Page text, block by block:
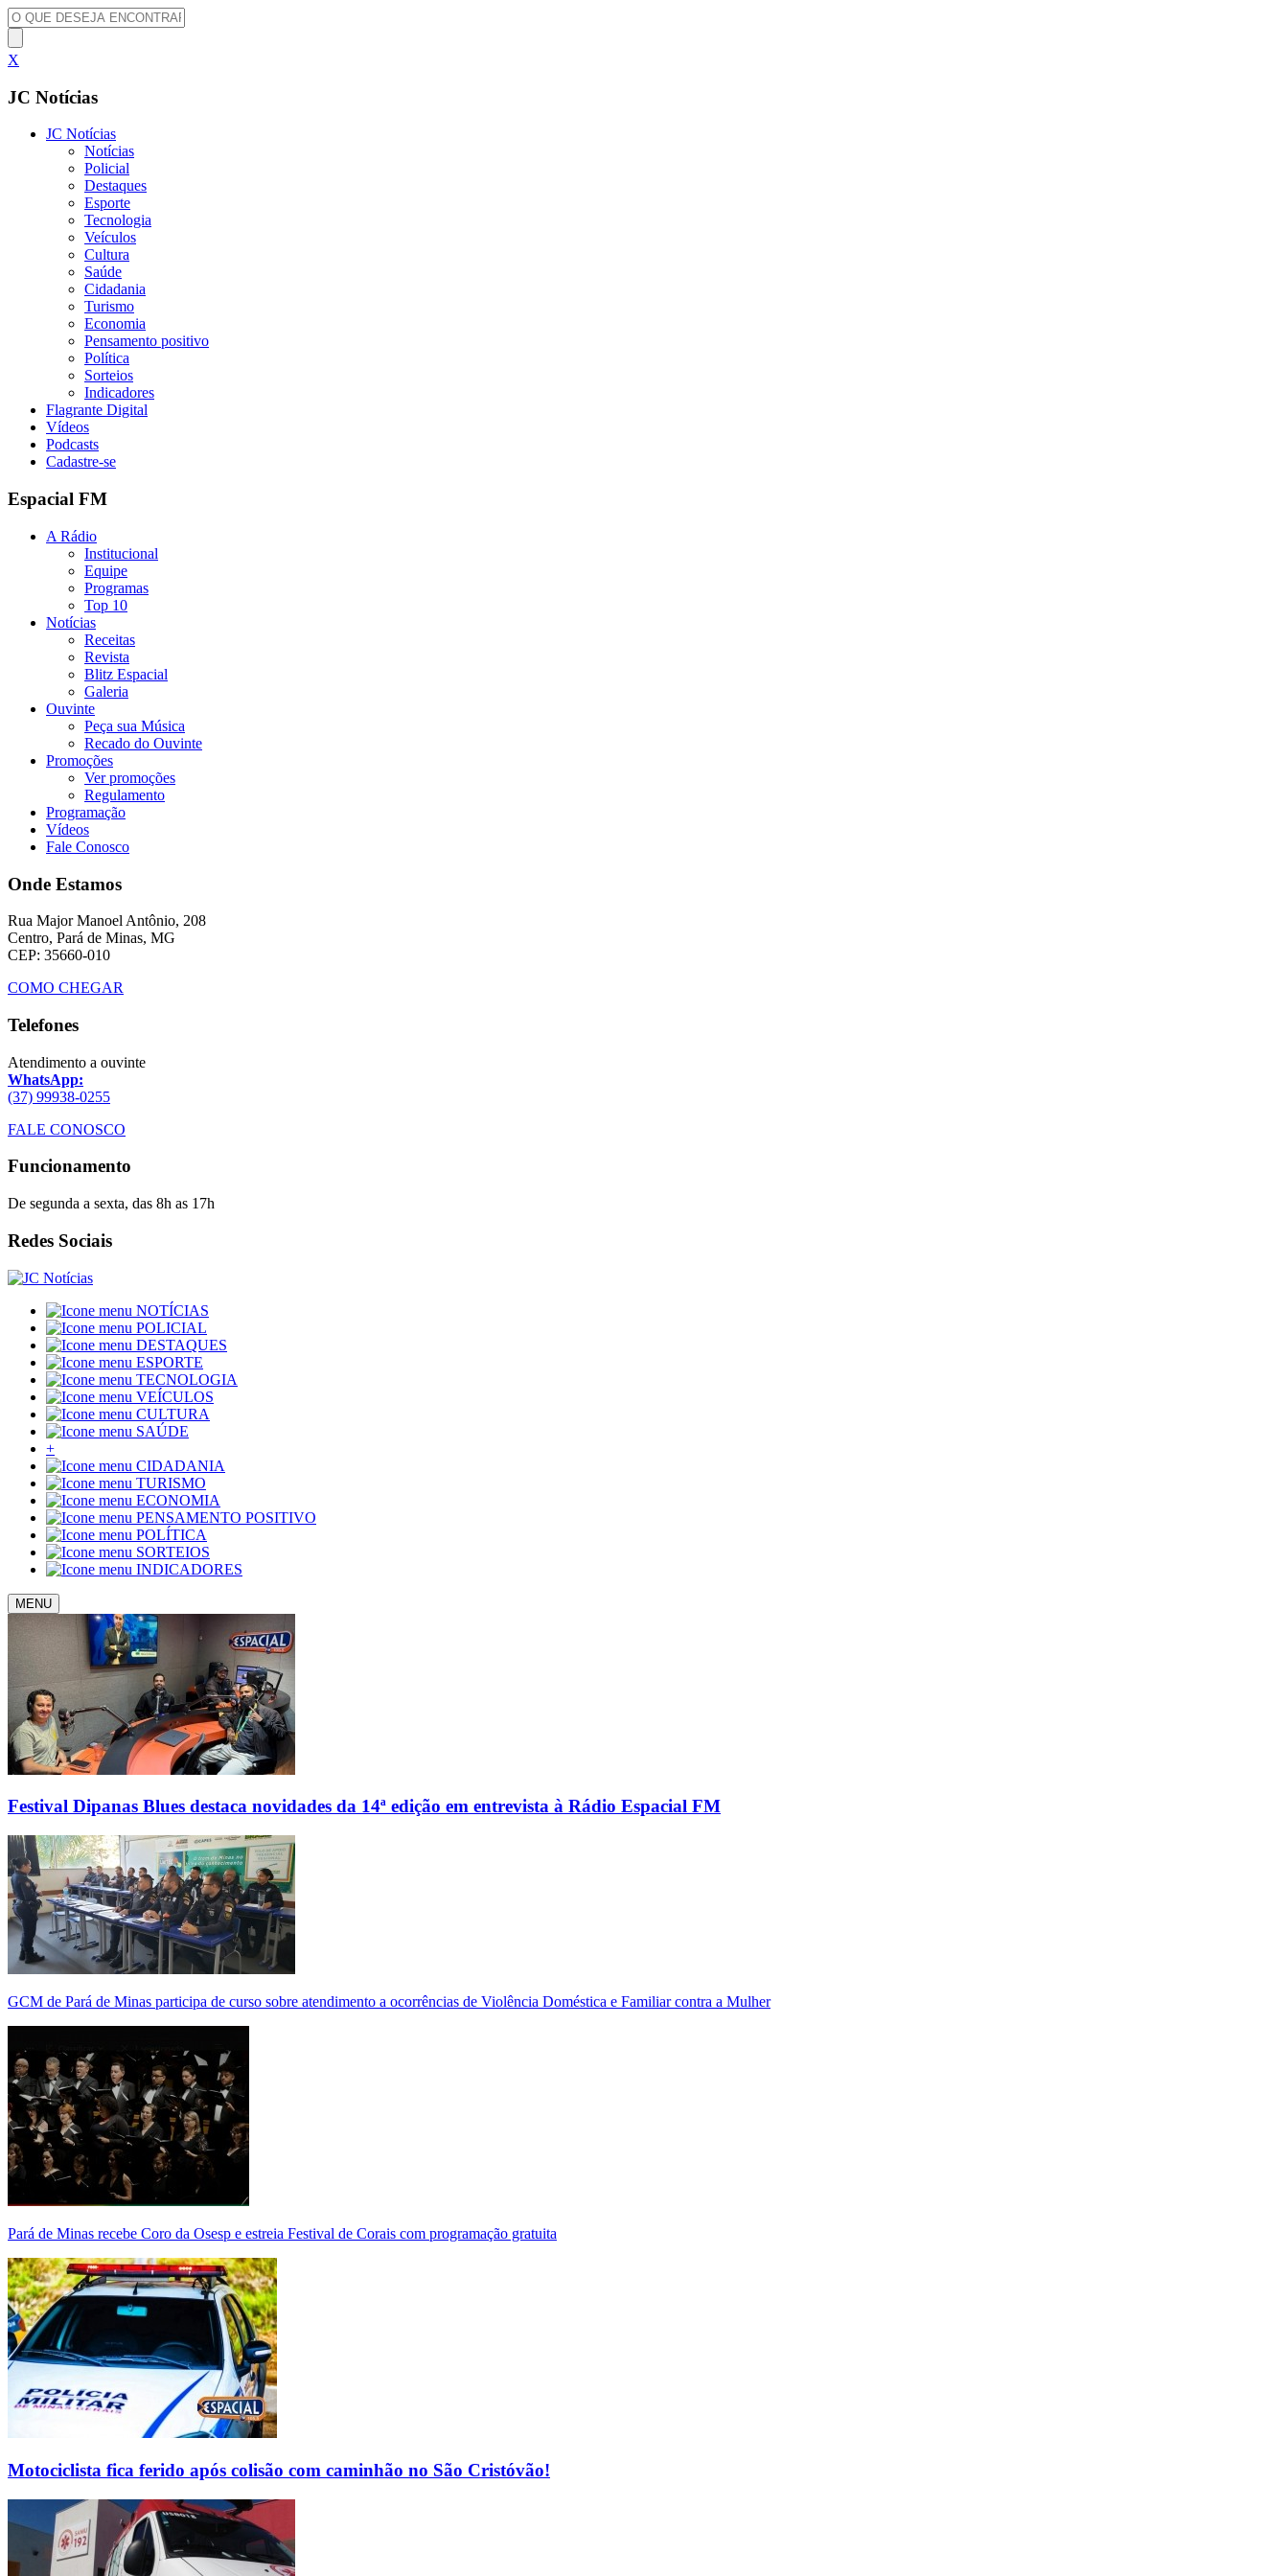
X
JC Notícias
JC Notícias
Notícias
Policial
Destaques
Esporte
Tecnologia
Veículos
Cultura
Saúde
Cidadania
Turismo
Economia
Pensamento positivo
Política
Sorteios
Indicadores
Flagrante Digital
Vídeos
Podcasts
Cadastre-se
Espacial FM
A Rádio
Institucional
Equipe
Programas
Top 10
Notícias
Receitas
Revista
Blitz Espacial
Galeria
Ouvinte
Peça sua Música
Recado do Ouvinte
Promoções
Ver promoções
Regulamento
Programação
Vídeos
Fale Conosco
Onde Estamos
Rua Major Manoel Antônio, 208
Centro, Pará de Minas, MG
CEP: 35660-010
COMO CHEGAR
Telefones
Atendimento a ouvinte
WhatsApp:
(37) 99938-0255
FALE CONOSCO
Funcionamento
De segunda a sexta, das 8h as 17h
Redes Sociais
NOTÍCIAS
POLICIAL
DESTAQUES
ESPORTE
TECNOLOGIA
VEÍCULOS
CULTURA
SAÚDE
+
CIDADANIA
TURISMO
ECONOMIA
PENSAMENTO POSITIVO
POLÍTICA
SORTEIOS
INDICADORES
MENU
Festival Dipanas Blues destaca novidades da 14ª edição em entrevista à Rádio Espacial FM
GCM de Pará de Minas participa de curso sobre atendimento a ocorrências de Violência Doméstica e Familiar contra a Mulher
Pará de Minas recebe Coro da Osesp e estreia Festival de Corais com programação gratuita
Motociclista fica ferido após colisão com caminhão no São Cristóvão!